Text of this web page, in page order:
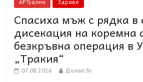
АРТуално Здраве
Спасиха мъж с рядка в
дисекация на коремна
безкръвна операция в
„Тракия“
07.08.2026 Долап.бг